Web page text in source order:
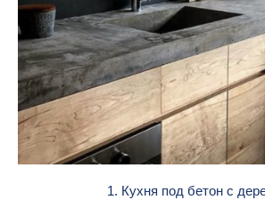
1. Кухня под бетон с